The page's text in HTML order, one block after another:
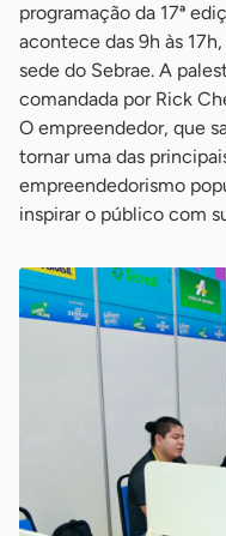
programação da 17ª
acontece das 9h às
sede do Sebrae. A
comandada por Rick
O empreendedor, que
tornar uma das
empreendedorismo
inspirar o público com